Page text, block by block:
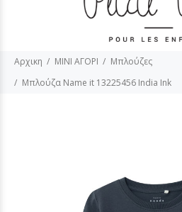
Αρχικη MINI ΑΓΟΡΙ
Μπλούζες
Μπλούζα Name it 13225456 India Ink